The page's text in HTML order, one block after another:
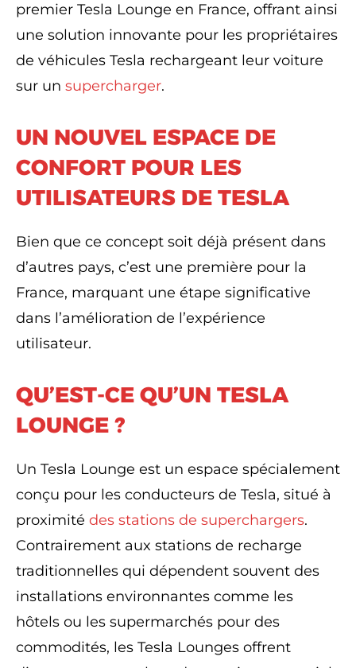
premier Tesla Lounge en France, offrant ainsi
une solution innovante pour les propriétaires
de véhicules Tesla rechargeant leur voiture
sur un supercharger.
UN NOUVEL ESPACE DE
CONFORT POUR LES
UTILISATEURS DE TESLA
Bien que ce concept soit déjà présent dans
d’autres pays, c’est une première pour la
France, marquant une étape significative
dans l’amélioration de l’expérience
utilisateur.
QU’EST-CE QU’UN TESLA
LOUNGE ?
Un Tesla Lounge est un espace spécialement
conçu pour les conducteurs de Tesla, situé à
proximité des stations de superchargers.
Contrairement aux stations de recharge
traditionnelles qui dépendent souvent des
installations environnantes comme les
hôtels ou les supermarchés pour des
commodités, les Tesla Lounges offrent